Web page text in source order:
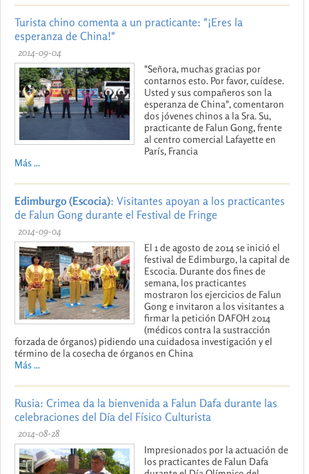
Turista chino comenta a un practicante: "¡Eres la
esperanza de China!"
2014-09-04
"Señora, muchas gracias por
contarnos esto. Por favor, cuídese.
Usted y sus compañeros son la
esperanza de China", comentaron
dos jóvenes chinos a la Sra. Su,
practicante de Falun Gong, frente
al centro comercial Lafayette en
París, Francia
Más ...
Edimburgo (Escocia): Visitantes apoyan a los practicantes
de Falun Gong durante el Festival de Fringe
2014-09-04
El 1 de agosto de 2014 se inició el
festival de Edimburgo, la capital de
Escocia. Durante dos fines de
semana, los practicantes
mostraron los ejercicios de Falun
Gong e invitaron a los visitantes a
firmar la petición DAFOH 2014
(médicos contra la sustracción
forzada de órganos) pidiendo una cuidadosa investigación y el
término de la cosecha de órganos en China
Más ...
Rusia: Crimea da la bienvenida a Falun Dafa durante las
celebraciones del Día del Físico Culturista
2014-08-28
Impresionados por la actuación de
los practicantes de Falun Dafa